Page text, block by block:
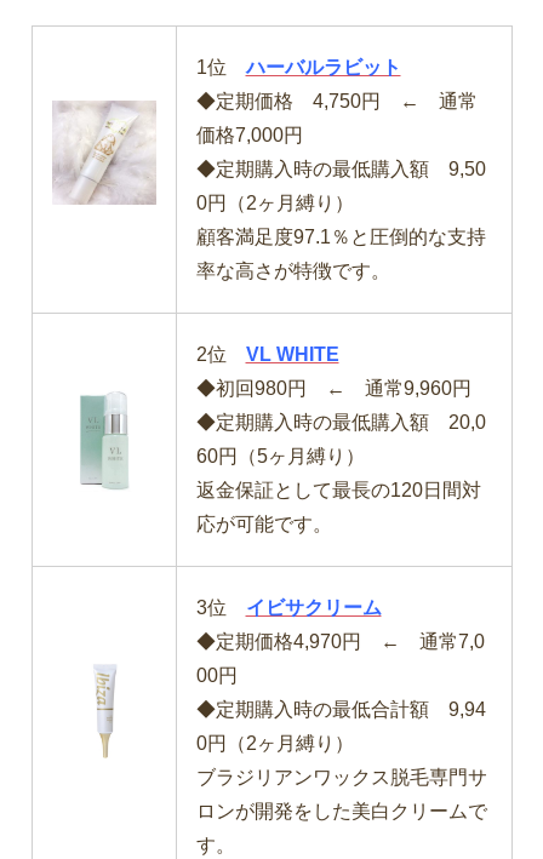
1位ハーバルラビット
◆定期価格 4,750円 ← 通常
価格7,000円
◆定期購入時の最低購入額 9,50
0円（2ヶ月縛り）
顧客満足度97.1％と圧倒的な支持
率な高さが特徴です。
2位 VL WHITE
◆初回980円 ← 通常9,960円
◆定期購入時の最低購入額 20,0
60円（5ヶ月縛り）
返金保証として最長の120日間対
応が可能です。
3位 イビサクリーム
◆定期価格4,970円 ← 通常7,0
00円
◆定期購入時の最低合計額 9,94
0円（2ヶ月縛り）
ブラジリアンワックス脱毛専門サ
ロンが開発をした美白クリームで
す。